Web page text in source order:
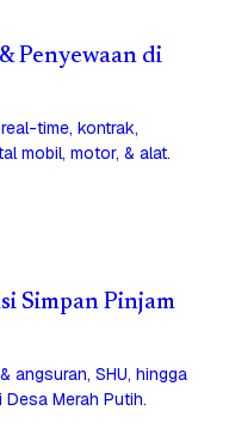
Penyewaan di
time, kontrak,
mobil, motor, & alat.
Simpan Pinjam
angsuran, SHU, hingga
Merah Putih.